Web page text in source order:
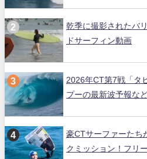
乾季に撮影されたバ
ドサーフィン動画
2026年CT第7戦「タ
プーの最新波予報な
豪CTサーファーたち
クミッション！フリ